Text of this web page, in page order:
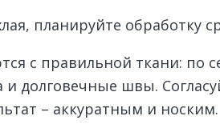
планируйте обработку
с правильной ткани: по
и долговечные швы.
– аккуратным и носким.